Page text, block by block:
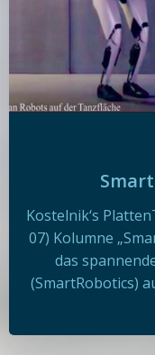
Kostelnik‘s
07) Kolumne
das
(SmartRobotics)